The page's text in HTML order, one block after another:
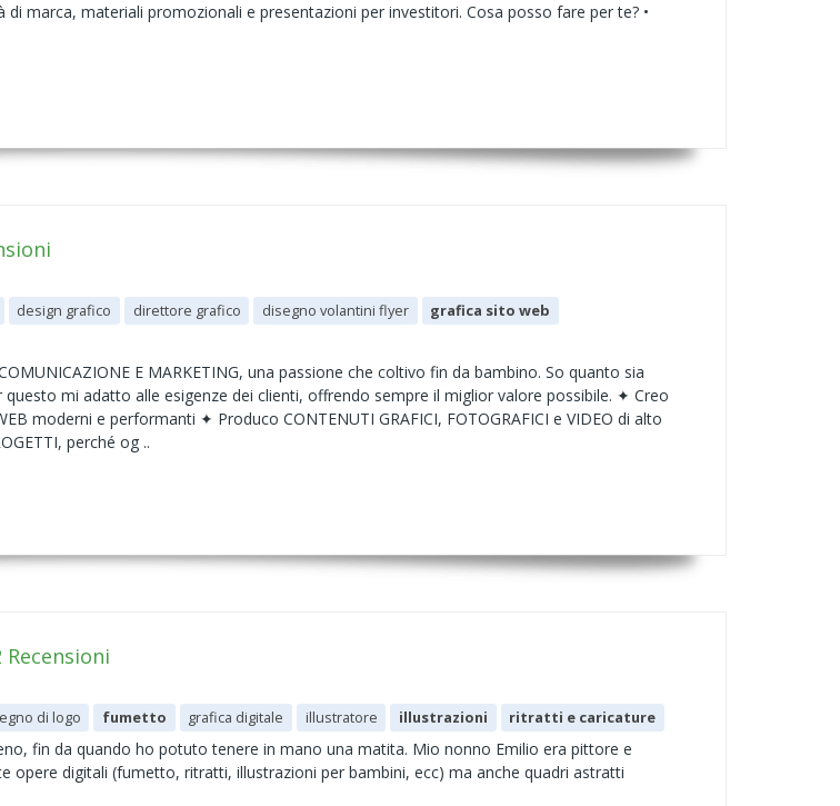
marca, materiali promozionali e presentazioni per investitori. Cosa posso fare per te? •
design grafico direttore grafico disegno volantini flyer
grafica sito web
E MARKETING, una passione che coltivo fin da bambino. So quanto sia
questo mi adatto alle esigenze dei clienti, offrendo sempre il miglior valore possibile. ✦ Creo
moderni e performanti ✦ Produco CONTENUTI GRAFICI, FOTOGRAFICI e VIDEO di alto
perché og ..
Recensioni
di logo fumetto grafica digitale illustratore illustrazioni ritratti e caricature
fin da quando ho potuto tenere in mano una matita. Mio nonno Emilio era pittore e
opere digitali (fumetto, ritratti, illustrazioni per bambini, ecc) ma anche quadri astratti